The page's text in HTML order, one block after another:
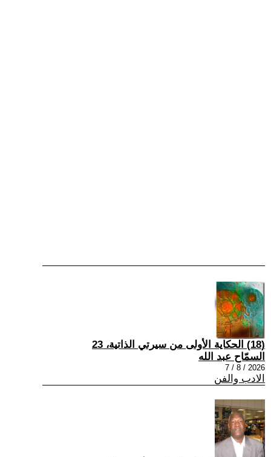
(18) الحكاية الأولى من سيرتي الذاتية، 23
السمّاح عبد الله
2026 / 8 / 7
الادب والفن